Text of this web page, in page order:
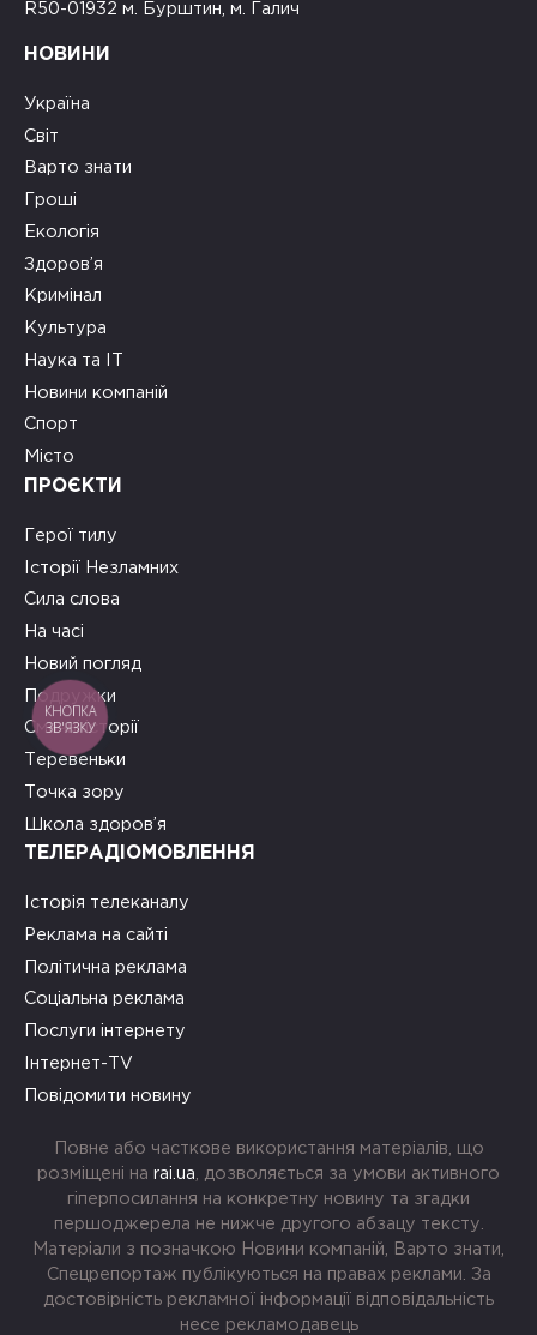
R50-01932 м. Бурштин, м. Галич
НОВИНИ
Україна
Світ
Варто знати
Гроші
Екологія
Здоров’я
Кримінал
Культура
Наука та ІТ
Новини компаній
Спорт
Місто
ПРОЄКТИ
Герої тилу
Історії Незламних
Сила слова
На часі
Новий погляд
Подружки
Смачні історії
Теревеньки
Точка зору
Школа здоров’я
ТЕЛЕРАДІОМОВЛЕННЯ
Історія телеканалу
Реклама на сайті
Політична реклама
Соціальна реклама
Послуги інтернету
Інтернет-TV
Повідомити новину
Повне або часткове використання матеріалів, що
розміщені на rai.ua , дозволяється за умови активного
гіперпосилання на конкретну новину та згадки
першоджерела не нижче другого абзацу тексту.
Матеріали з позначкою Новини компаній, Варто знати,
Спецрепортаж публікуються на правах реклами. За
достовірність рекламної інформації відповідальність
несе рекламодавець
КНОПКА
ЗВ'ЯЗКУ